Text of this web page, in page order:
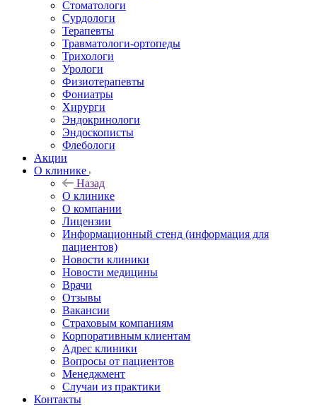
Стоматологи
Сурдологи
Терапевты
Травматологи-ортопеды
Трихологи
Урологи
Физиотерапевты
Фониатры
Хирурги
Эндокринологи
Эндоскописты
Флебологи
Акции
О клинике
Назад
О клинике
О компании
Лицензии
Информационный стенд (информация для
пациентов)
Новости клиники
Новости медицины
Врачи
Отзывы
Вакансии
Страховым компаниям
Корпоративным клиентам
Адрес клиники
Вопросы от пациентов
Менеджмент
Случаи из практики
Контакты